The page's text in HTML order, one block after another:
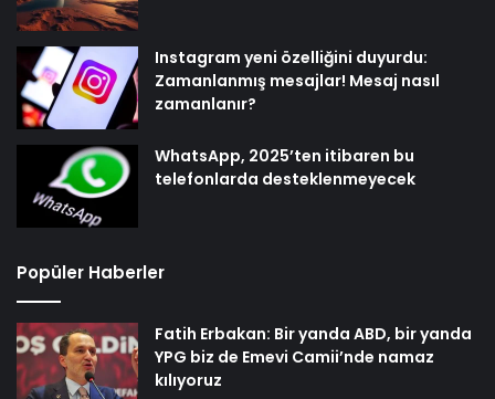
Instagram yeni özelliğini duyurdu:
Zamanlanmış mesajlar! Mesaj nasıl
zamanlanır?
WhatsApp, 2025’ten itibaren bu
telefonlarda desteklenmeyecek
Popüler Haberler
Fatih Erbakan: Bir yanda ABD, bir yanda
YPG biz de Emevi Camii’nde namaz
kılıyoruz